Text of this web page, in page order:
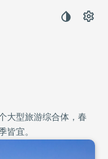
大型旅游综合体，春
皆宜。